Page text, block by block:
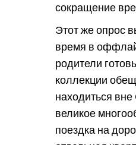
сокращение
Этот же опрос
время в
родители
коллекции
находиться
великое
поездка на